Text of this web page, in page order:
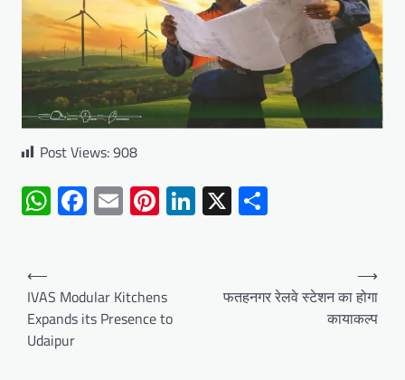
Post Views:908
WhatsApp
Facebook
EmailPinterest
LinkedIn
X
Post
navigation
⟵
IVAS Modular Kitchens
Expands its Presence to
Udaipur
फतहनगर रेलवे स्टेशन का होगा
कायाकल्प
⟶